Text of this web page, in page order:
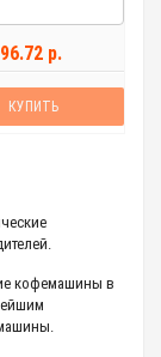
р.
КУПИТЬ
кофемашины в